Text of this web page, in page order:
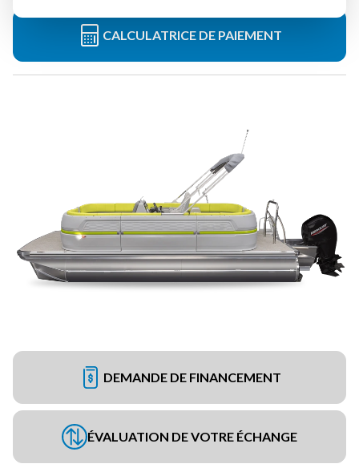
CALCULATRICE DE PAIEMENT
DEMANDE DE FINANCEMENT
ÉVALUATION DE VOTRE ÉCHANGE